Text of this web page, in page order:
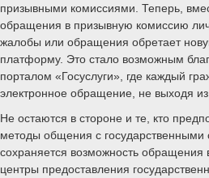
призывными комиссиями. Теперь,
обращения в призывную комиссию
жалобы или обращения обретает
платформу. Это стало возможным
порталом «Госуслуги», где каждый
электронное обращение, не выходя
Не остаются в стороне и те, кто
методы общения с государственными
сохраняется возможность
центры предоставления